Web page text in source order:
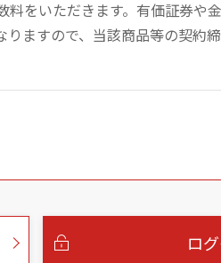
をいただきます。有価証券や
ますので、当該商品等の契約
ロ